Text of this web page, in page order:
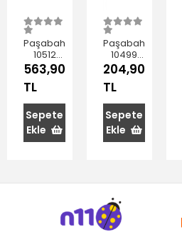
Paşabahçe
10512
Aurora
Pasta
Tabağı
20 cm
6'lı
563,90
TL
Sepete
Ekle
Paşabahçe
10499
Aurora
Servis
Tabağı
31.5 cm
204,90
TL
Sepete
Ekle